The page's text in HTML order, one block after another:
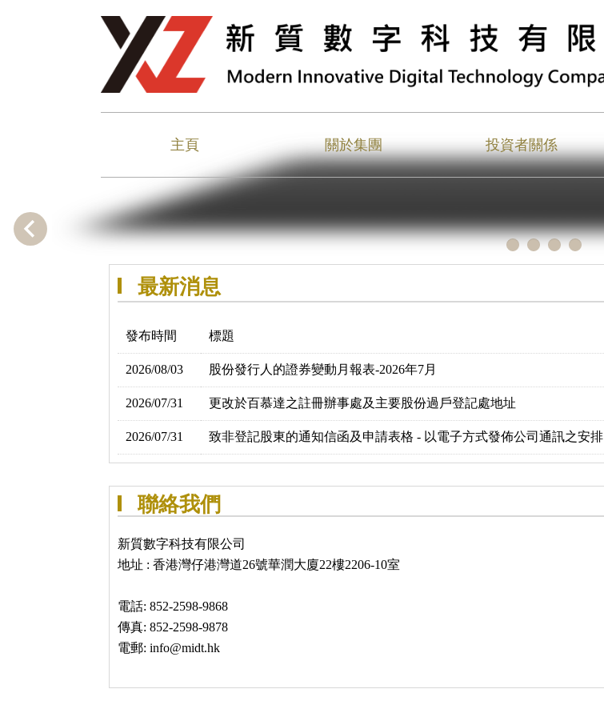
主頁 關於集團 投資者關係
最新消息
發布時間 標題
2026/08/03 股份發行人的證券變動月報表-2026年7月
2026/07/31 更改於百慕達之註冊辦事處及主要股份過戶登記處地址
2026/07/31 致非登記股東的通知信函及申請表格 - 以電子方式發佈公司通訊之安排
聯絡我們
新質數字科技有限公司
地址 : 香港灣仔港灣道26號華潤大廈22樓2206-10室
電話: 852-2598-9868
傳真: 852-2598-9878
電郵: info@midt.hk